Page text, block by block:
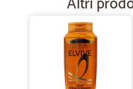
Eccellente servizio.. Sono
ricevuto l ordine
— Trustpilot
Ottimo servizio!